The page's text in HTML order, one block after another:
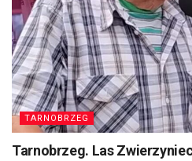
TARNOBRZEG
Tarnobrzeg. Las